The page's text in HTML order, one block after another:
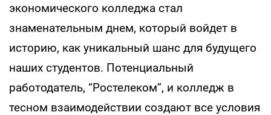
экономического колледжа стал
знаменательным днем, который войдет в
историю, как уникальный шанс для будущего
наших студентов. Потенциальный
работодатель, “Ростелеком”, и колледж в
тесном взаимодействии создают все условия